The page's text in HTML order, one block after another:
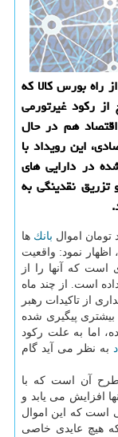
راه بورس كالا كه
ركود غیرتورمی
اقتصاد هم در حال
این رویداد با
در دارایی های
تزریق نقدینگی به
بانك ها
اظهار نمود: واقعیت
است كه آنها را از
است. از چند ماه
از تاكیدات رهبر
پیگیری شده
اما به علت ركود
به نظر می آید گام
طرح آن است كه با
افزایش می یابد و
است كه این اموال
هیچ عایدی خاصی